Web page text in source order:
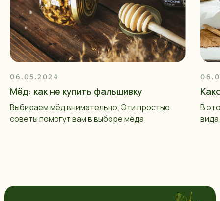
06.05.2024
Мёд: как не купить фальшивку
Выбираем мёд внимательно. Эти простые
советы помогут вам в выборе мёда
В